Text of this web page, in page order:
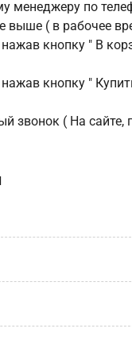
менеджеру по
выше ( в рабочее
кнопку " В
кнопку "
звонок ( На сайте,